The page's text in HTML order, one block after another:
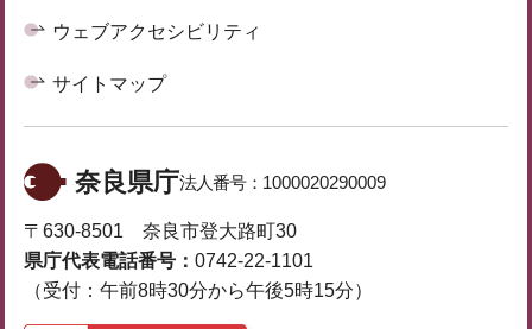
ウェブアクセシビリティ
サイトマップ
奈良県庁法人番号： 1000020290009
〒630-8501 奈良市登大路町30
県庁代表電話番号： 0742-22-1101
（受付：午前8時30分から午後5時15分）